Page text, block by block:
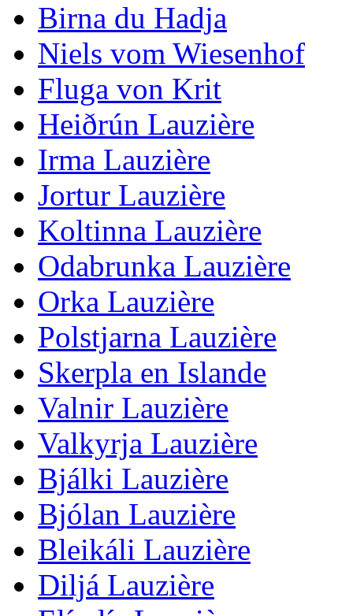
Birna du Hadja
Niels vom Wiesenhof
Fluga von Krit
Heiðrún Lauzière
Irma Lauzière
Jortur Lauzière
Koltinna Lauzière
Odabrunka Lauzière
Orka Lauzière
Polstjarna Lauzière
Skerpla en Islande
Valnir Lauzière
Valkyrja Lauzière
Bjálki Lauzière
Bjólan Lauzière
Bleikáli Lauzière
Diljá Lauzière